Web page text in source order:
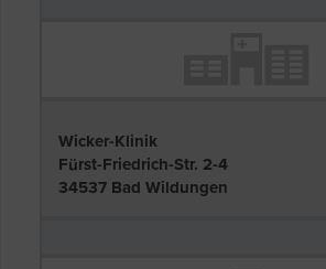
Wicker-Klinik
Fürst-Friedrich-Str. 2-4
34537 Bad Wildungen